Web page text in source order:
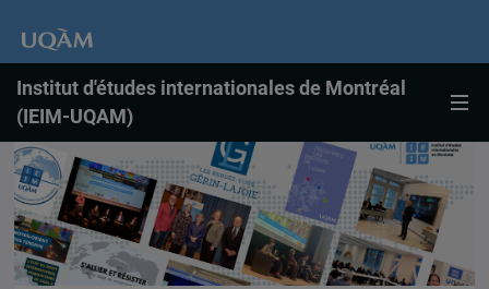
Institut d'études internationales de Montréal
(IEIM-UQAM)